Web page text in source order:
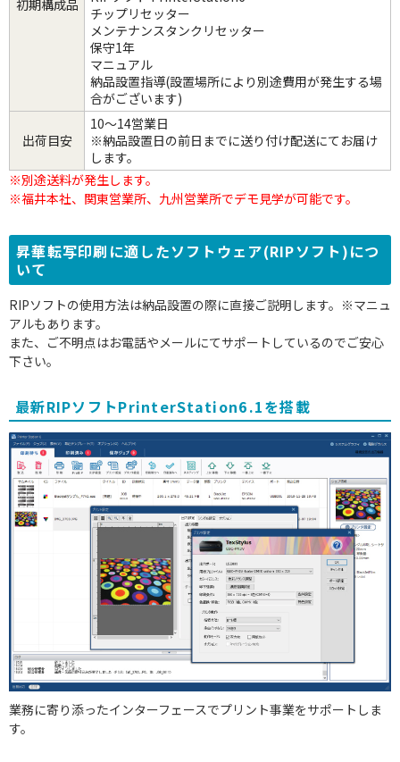
初期構成品
チップリセッター
メンテナンスタンクリセッター
保守1年
マニュアル
納品設置指導(設置場所により別途費用が発生する場
合がございます)
出荷目安
10～14営業日
※納品設置日の前日までに送り付け配送にてお届け
します。
※別途送料が発生します。
※福井本社、関東営業所、九州営業所でデモ見学が可能です。
昇華転写印刷に適したソフトウェア(RIPソフト)につ
いて
RIPソフトの使用方法は納品設置の際に直接ご説明します。※マニュ
アルもあります。
また、ご不明点はお電話やメールにてサポートしているのでご安心
下さい。
最新RIPソフトPrinterStation6.1を搭載
業務に寄り添ったインターフェースでプリント事業をサポートしま
す。